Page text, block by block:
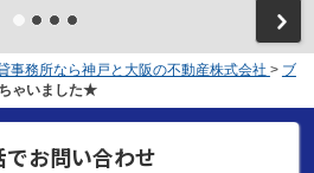
事務所なら神戸と大阪の不動産株式会社 > ブ
ゃいました★
でお問い合わせ